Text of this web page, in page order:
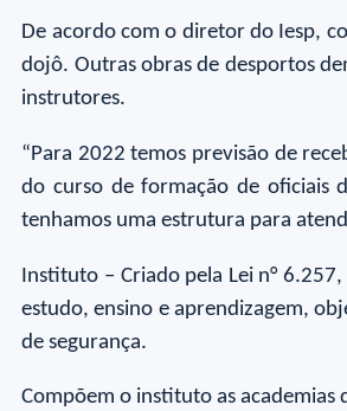
De acordo com o diretor do Iesp,
dojô. Outras obras de desportos
instrutores.
“Para 2022 temos previsão de
do curso de formação de oficiais
tenhamos uma estrutura para
Instituto – Criado pela Lei n°
estudo, ensino e aprendizagem,
de segurança.
Compõem o instituto as